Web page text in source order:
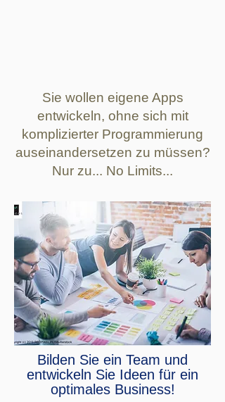
Sie wollen eigene Apps
entwickeln, ohne sich mit
komplizierter Programmierung
auseinandersetzen zu müssen?
Nur zu... No Limits...
Bilden Sie ein Team und
entwickeln Sie Ideen für ein
optimales Business!